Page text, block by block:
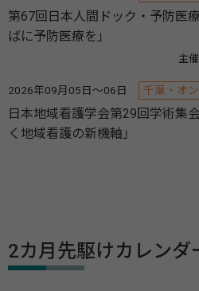
第67回日本人間ドック・予防医
ばに予防医療を」
主
2026年09月05日～06日 千葉・オ
日本地域看護学会第29回学術集
く地域看護の新機軸」
2カ月先駆けカレンダ